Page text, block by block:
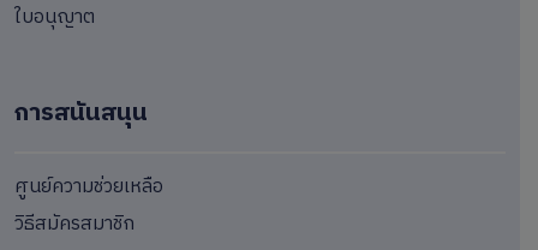
ใบอนุญาต
การสนันสนุน
ศูนย์ความช่วยเหลือ
วิธีสมัครสมาชิก